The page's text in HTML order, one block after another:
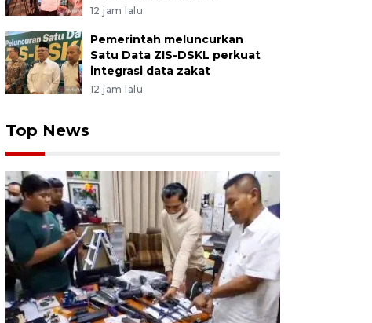
12 jam lalu
Pemerintah meluncurkan
Satu Data ZIS-DSKL perkuat
integrasi data zakat
12 jam lalu
Top News